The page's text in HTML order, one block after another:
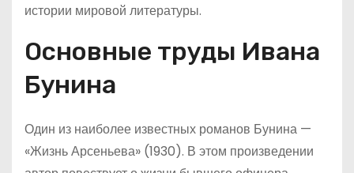
истории мировой литературы.
Основные труды Ивана
Бунина
Один из наиболее известных романов Бунина —
«Жизнь Арсеньева» (1930). В этом произведении